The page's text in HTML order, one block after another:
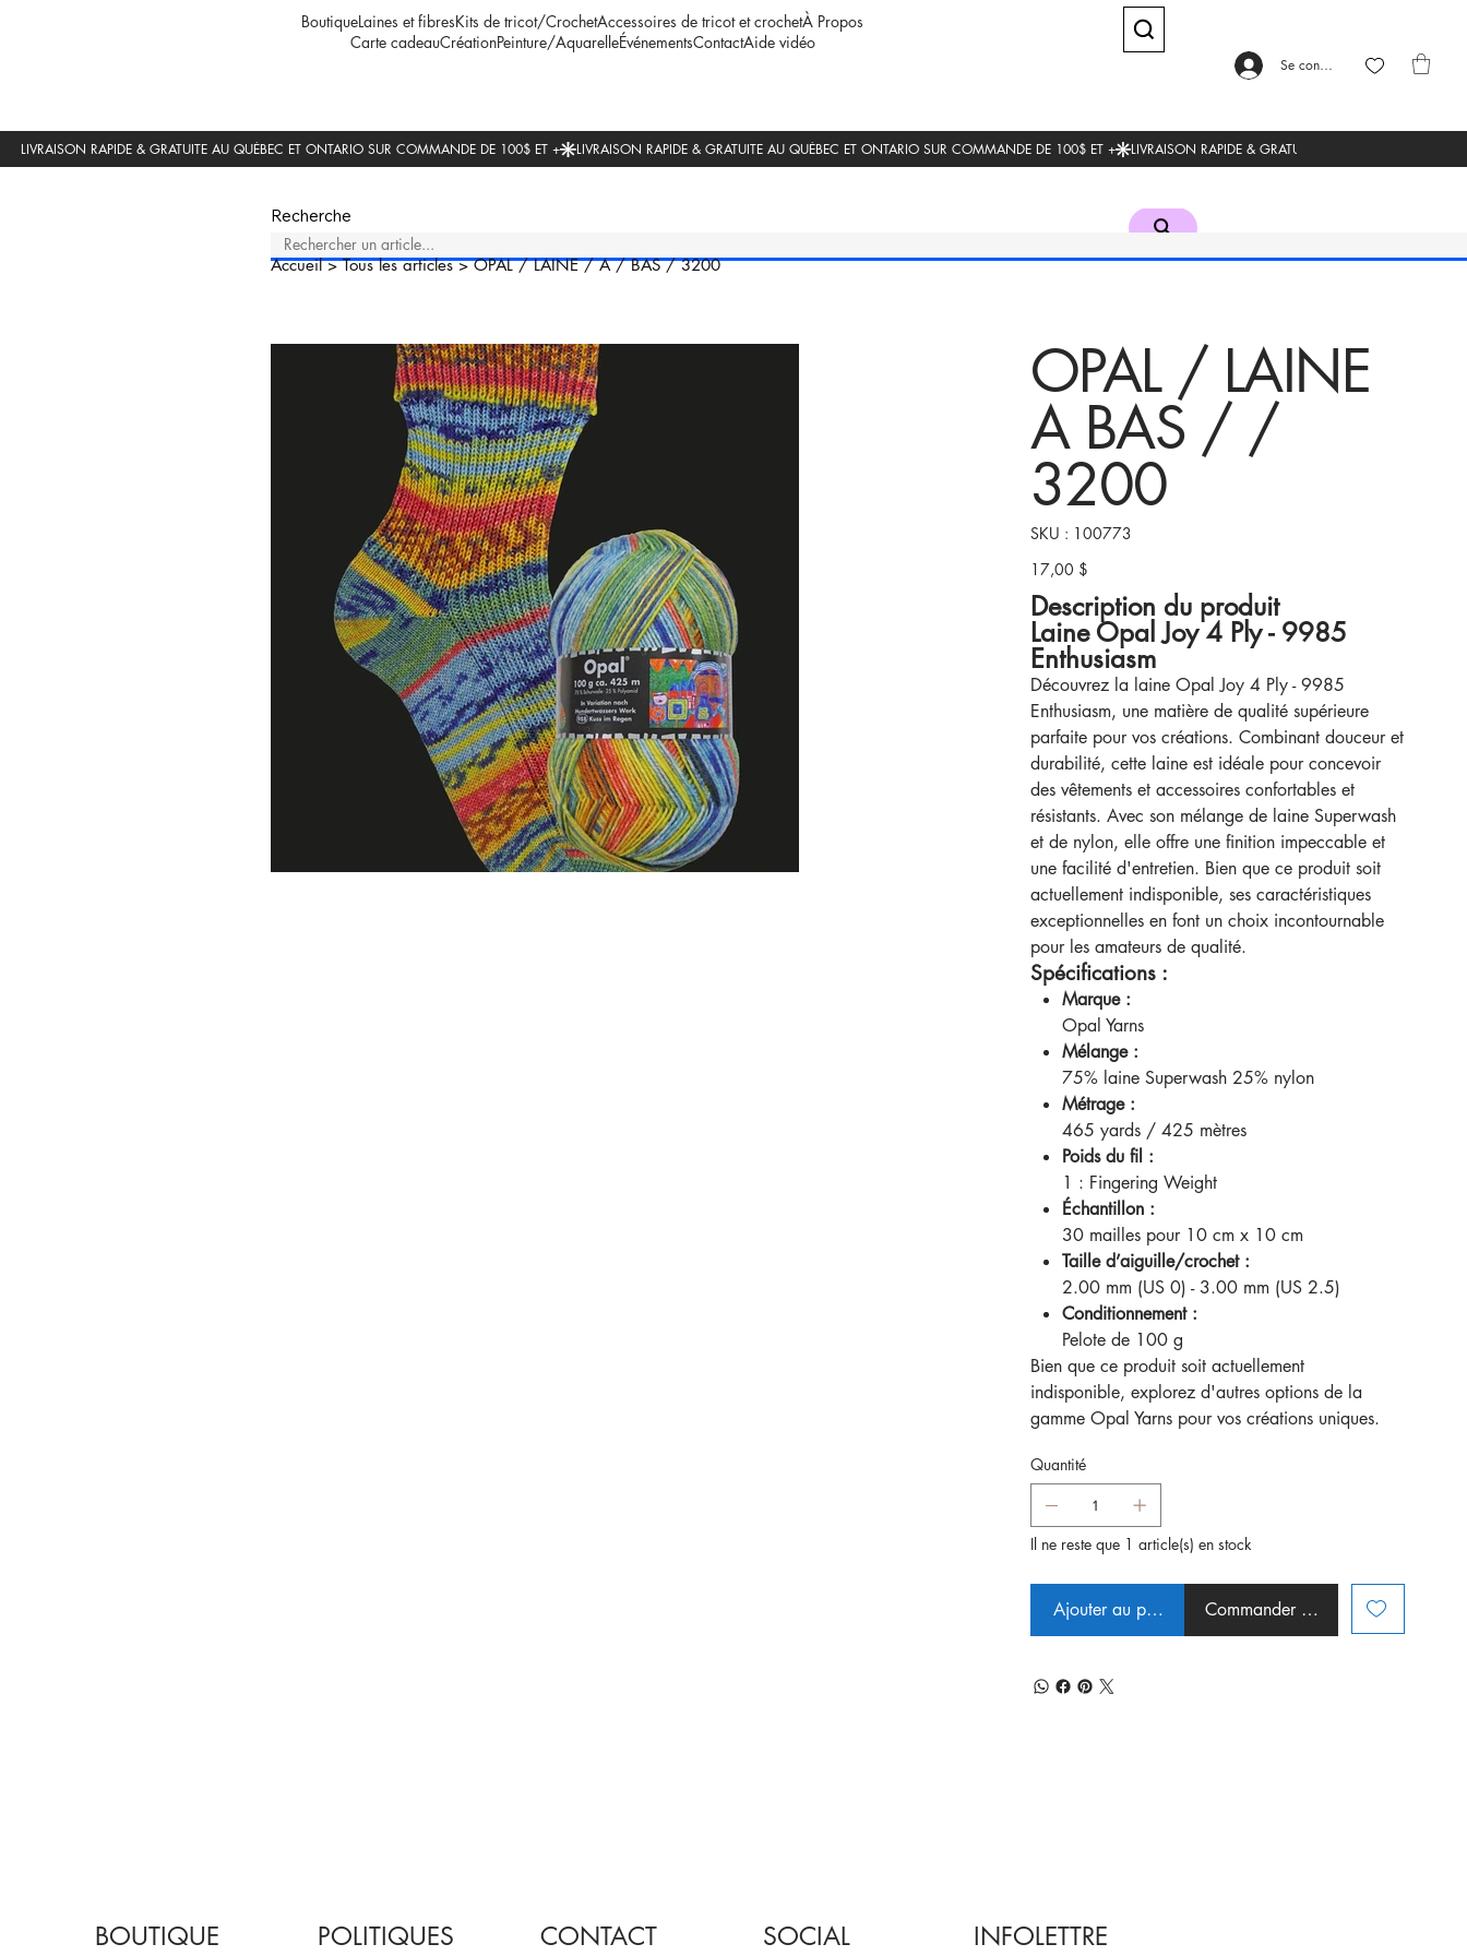
BoutiqueLaines et fibresKits de tricot/CrochetAccessoires de tricot et crochetÀ Propos
Carte cadeauCréationPeinture/AquarelleÉvénementsContactAide vidéo
Se connecter
Recherche
Accueil>Tous les articles>OPAL / LAINE / A / BAS / 3200
OPAL / LAINE
A BAS / /
3200
SKU :
SKU
100773
100773
Prix
17,00 $
Description du produit
Laine Opal Joy 4 Ply - 9985
Enthusiasm
Découvrez la laine Opal Joy 4 Ply - 9985
Enthusiasm, une matière de qualité supérieure
parfaite pour vos créations. Combinant douceur et
durabilité, cette laine est idéale pour concevoir
des vêtements et accessoires confortables et
résistants. Avec son mélange de laine Superwash
et de nylon, elle offre une finition impeccable et
une facilité d'entretien. Bien que ce produit soit
actuellement indisponible, ses caractéristiques
exceptionnelles en font un choix incontournable
pour les amateurs de qualité.
Spécifications :
Marque :
Opal Yarns
Mélange :
75% laine Superwash 25% nylon
Métrage :
465 yards / 425 mètres
Poids du fil :
1 : Fingering Weight
Échantillon :
30 mailles pour 10 cm x 10 cm
Taille d’aiguille/crochet :
2.00 mm (US 0) - 3.00 mm (US 2.5)
Conditionnement :
Pelote de 100 g
Bien que ce produit soit actuellement
indisponible, explorez d'autres options de la
gamme Opal Yarns pour vos créations uniques.
Quantité
Il ne reste que 1 article(s) en stock
Ajouter au panier Commander et payer
BOUTIQUE POLITIQUES CONTACT SOCIAL INFOLETTRE